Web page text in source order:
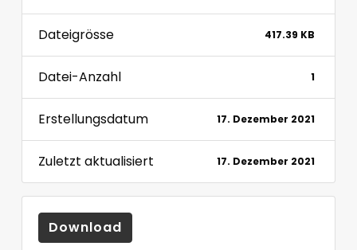
Dateigrösse 417.39 KB
Datei-Anzahl 1
Erstellungsdatum 17. Dezember 2021
Zuletzt aktualisiert 17. Dezember 2021
Download